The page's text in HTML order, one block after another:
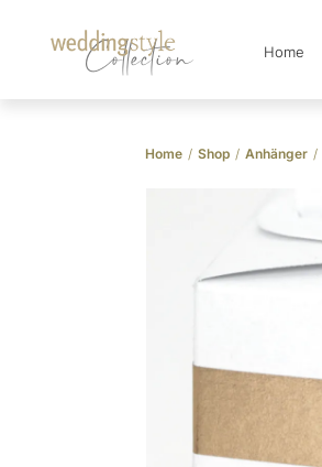
Collection Home
Home / Shop / Anhänger /